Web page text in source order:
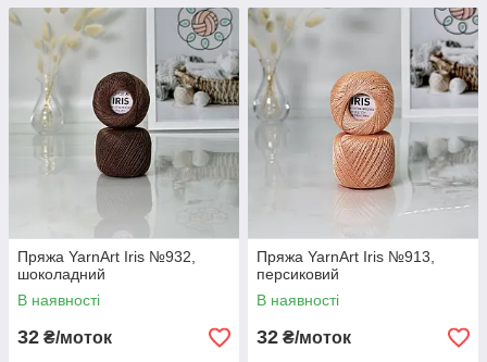
Пряжа YarnArt Iris №932,
шоколадний
В наявності
32 ₴/моток
Пряжа YarnArt Iris №913,
персиковий
В наявності
32 ₴/моток